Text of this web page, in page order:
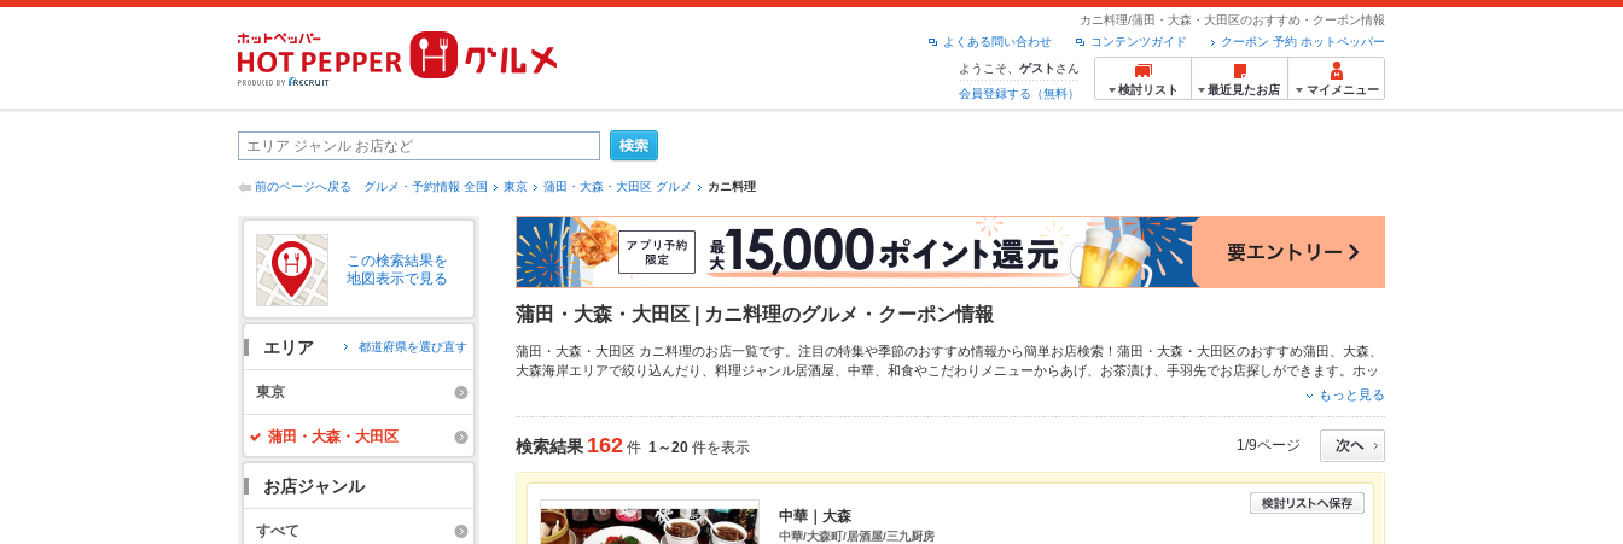
カニ料理/蒲田・大森・大田区のおすすめ・クーポン情報
クーポン 予約 ホットペッパー
コンテンツガイド
よくある問い合わせ
ようこそ、 ゲスト さん
会員登録する（無料）
検討リスト 最近見たお店 マイメニュー
前のページへ戻る グルメ・予約情報 全国 東京 蒲田・大森・大田区 グルメ カニ料理
この検索結果を
地図表示で見る
エリア 都道府県を選び直す
東京
蒲田・大森・大田区
お店ジャンル
すべて
蒲田・大森・大田区 | カニ料理のグルメ・クーポン情報
蒲田・大森・大田区 カニ料理のお店一覧です。注目の特集や季節のおすすめ情報から簡単お店検索！蒲田・大森・大田区のおすすめ蒲田 大森
大森海岸エリアで絞り込んだり、料理ジャンル居酒屋 中華 和食やこだわりメニューからあげ お茶漬け 手羽先でお店探しができます。ホッ
トペッパーグルメなら、お得なクーポンはもちろん、とっておきのメニューや季節のおすすめ料理など、お店の最新情報をご紹介しているので安
もっと見る
検索結果 162 件 1～20 件を表示 1/9ページ
中華｜大森
中華/大森町/居酒屋/三九厨房